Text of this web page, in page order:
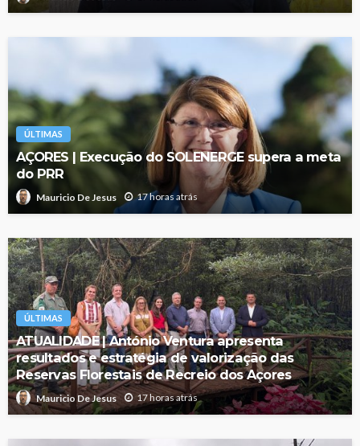
ÚLTIMAS
AÇORES | Execução do SOLENERGE supera a meta
do PRR
Mauricio De Jesus 17 horas atrás
ÚLTIMAS
ATUALIDADE | António Ventura apresenta
resultados e estratégia de valorização das
Reservas Florestais de Recreio dos Açores
Mauricio De Jesus 17 horas atrás